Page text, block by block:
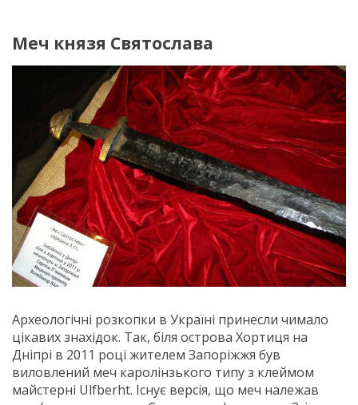
Меч князя Святослава
Археологічні розкопки в Україні принесли чимало
цікавих знахідок. Так, біля острова Хортиця на
Дніпрі в 2011 році жителем Запоріжжя був
виловлений меч каролінзького типу з клеймом
майстерні Ulfberht. Існує версія, що меч належав